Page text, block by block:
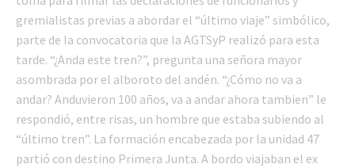
gremialistas previas a abordar el “último viaje” simbólico,
parte de la convocatoria que la AGTSyP realizó para esta
tarde. “¿Anda este tren?”, pregunta una señora mayor
asombrada por el alboroto del andén. “¿Cómo no va a
andar? Anduvieron 100 años, va a andar ahora tambien” le
respondió, entre risas, un hombre que estaba subiendo al
“último tren”. La formación encabezada por la unidad 47
partió con destino Primera Junta. A bordo viajaban el ex